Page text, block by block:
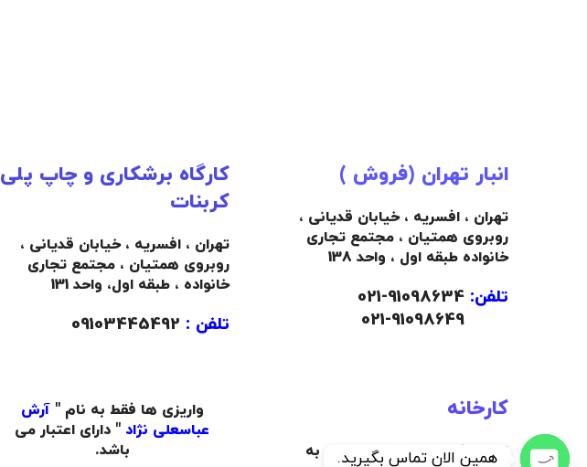
انبار تهران (فروش )
تهران ، افسریه ، خیابان قدیانی ،
روبروی همتیان ، مجتمع تجاری
خانواده طبقه اول ، واحد 138
تلفن:
کارخانه
تبریز ، کیلومتر 22 جاده تبریز به
کارگاه برشکاری و چاپ پلی
کربنات
تهران ، افسریه ، خیابان قدیانی ،
روبروی همتیان ، مجتمع تجاری
خانواده ،طبقه اول، واحد 131
تلفن :
واریزی ها فقط به نام " آرش
عباسعلی نژاد " دارای اعتبار می
باشد.
همین الان تماس بگیرید.